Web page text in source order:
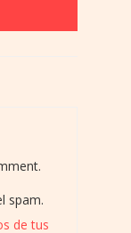
spam.
de tus